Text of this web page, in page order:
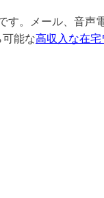
す。メール、音声
能な高収入な在宅